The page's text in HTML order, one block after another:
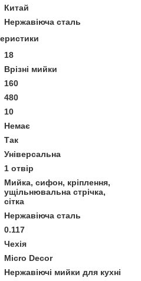
Китай
Нержавіюча сталь
18
Врізні мийки
160
480
10
Немає
Так
Універсальна
1 отвір
Мийка, сифон, кріплення,
ущільнювальна стрічка,
сітка
Нержавіюча сталь
0.117
Чехія
Micro Decor
Нержавіючі мийки для кухні